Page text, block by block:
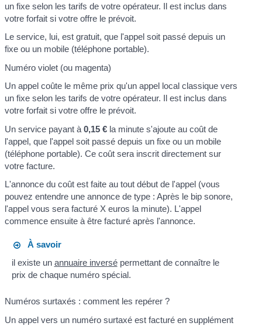
un fixe selon les tarifs de votre opérateur. Il est inclus dans
votre forfait si votre offre le prévoit.
Le service, lui, est gratuit, que l'appel soit passé depuis un
fixe ou un mobile (téléphone portable).
Numéro violet (ou magenta)
Un appel coûte le même prix qu'un appel local classique vers
un fixe selon les tarifs de votre opérateur. Il est inclus dans
votre forfait si votre offre le prévoit.
Un service payant à0,15 € la minute s'ajoute au coût de
l'appel, que l'appel soit passé depuis un fixe ou un mobile
(téléphone portable). Ce coût sera inscrit directement sur
votre facture.
L'annonce du coût est faite au tout début de l'appel (vous
pouvez entendre une annonce de type : Après le bip sonore,
l'appel vous sera facturé X euros la minute). L'appel
commence ensuite à être facturé après l'annonce.
À savoir
il existe un annuaire inversépermettant de connaître le
prix de chaque numéro spécial.
Numéros surtaxés : comment les repérer ?
Un appel vers un numéro surtaxé est facturé en supplément